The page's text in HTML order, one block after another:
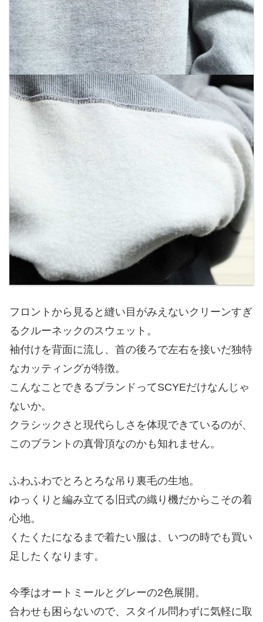
フロントから見ると縫い目がみえないクリーンすぎ
るクルーネックのスウェット。
袖付けを背面に流し、首の後ろで左右を接いだ独特
なカッティングが特徴。
こんなことできるブランドってSCYEだけなんじゃ
ないか。
クラシックさと現代らしさを体現できているのが、
このブラントの真骨頂なのかも知れません。
ふわふわでとろとろな吊り裏毛の生地。
ゆっくりと編み立てる旧式の織り機だからこその着
心地。
くたくたになるまで着たい服は、いつの時でも買い
足したくなります。
今季はオートミールとグレーの2色展開。
合わせも困らないので、スタイル問わずに気軽に取